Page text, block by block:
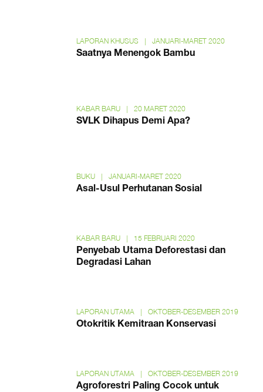
LAPORAN KHUSUS | JANUARI-MARET 2020
Saatnya Menengok Bambu
KABAR BARU | 20 MARET 2020
SVLK Dihapus Demi Apa?
BUKU | JANUARI-MARET 2020
Asal-Usul Perhutanan Sosial
KABAR BARU | 15 FEBRUARI 2020
Penyebab Utama Deforestasi dan
Degradasi Lahan
LAPORAN UTAMA | OKTOBER-DESEMBER 2019
Otokritik Kemitraan Konservasi
LAPORAN UTAMA | OKTOBER-DESEMBER 2019
Agroforestri Paling Cocok untuk